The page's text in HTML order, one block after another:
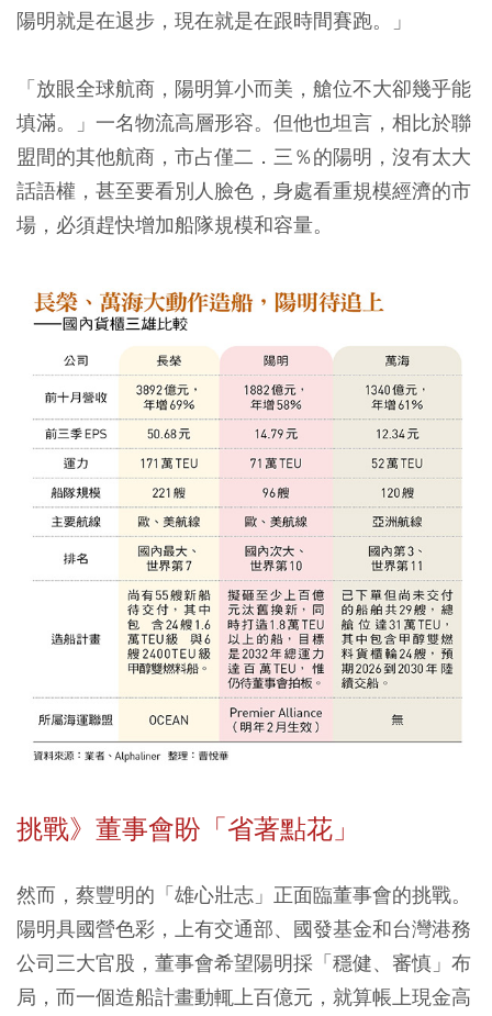
陽明就是在退步，現在就是在跟時間賽跑。」
「放眼全球航商，陽明算小而美，艙位不大卻幾乎能
填滿。」一名物流高層形容。但他也坦言，相比於聯
盟間的其他航商，市占僅二．三％的陽明，沒有太大
話語權，甚至要看別人臉色，身處看重規模經濟的市
場，必須趕快增加船隊規模和容量。
挑戰》董事會盼「省著點花」
然而，蔡豐明的「雄心壯志」正面臨董事會的挑戰。
陽明具國營色彩，上有交通部、國發基金和台灣港務
公司三大官股，董事會希望陽明採「穩健、審慎」布
局，而一個造船計畫動輒上百億元，就算帳上現金高